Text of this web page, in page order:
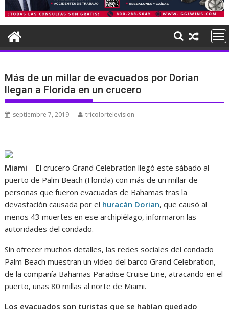
Más de un millar de evacuados por Dorian
llegan a Florida en un crucero
septiembre 7, 2019 tricolortelevision
Miami – El crucero Grand Celebration llegó este sábado al
puerto de Palm Beach (Florida) con más de un millar de
personas que fueron evacuadas de Bahamas tras la
devastación causada por el huracán Dorian, que causó al
menos 43 muertes en ese archipiélago, informaron las
autoridades del condado.
Sin ofrecer muchos detalles, las redes sociales del condado
Palm Beach muestran un video del barco Grand Celebration,
de la compañía Bahamas Paradise Cruise Line, atracando en el
puerto, unas 80 millas al norte de Miami.
Los evacuados son turistas que se habían quedado